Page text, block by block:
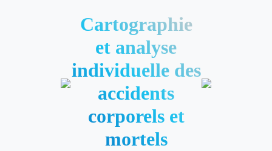
Cartographie
et analyse
individuelle des
accidents
corporels et
mortels